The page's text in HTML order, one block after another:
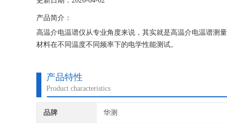
产品简介：
高温介电温谱仪从专业角度来说，其实就是高温介电温谱测
材料在不同温度不同频率下的电学性能测试。
产品特性
Product characteristics
品牌 华测